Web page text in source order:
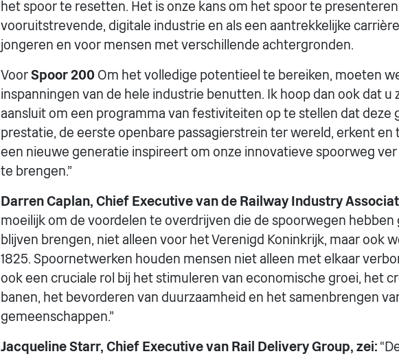
het spoor te resetten. Het is onze kans om het spoor te
vooruitstrevende, digitale industrie en als een aantrekkelijke
jongeren en voor mensen met verschillende achtergronden.
VoorSpoor 200 Om het volledige potentieel te bereiken, moeten
inspanningen van de hele industrie benutten. Ik hoop dan ook dat u
aansluit om een programma van festiviteiten op te stellen dat deze
prestatie, de eerste openbare passagierstrein ter wereld, erkent en
een nieuwe generatie inspireert om onze innovatieve spoorweg
te brengen.”
Darren Caplan, Chief Executive van de Railway Industry
moeilijk om de voordelen te overdrijven die de spoorwegen hebben
blijven brengen, niet alleen voor het Verenigd Koninkrijk, maar ook
1825. Spoornetwerken houden mensen niet alleen met elkaar
ook een cruciale rol bij het stimuleren van economische groei, het
banen, het bevorderen van duurzaamheid en het samenbrengen
gemeenschappen.”
Jacqueline Starr, Chief Executive van Rail Delivery Group, zei: